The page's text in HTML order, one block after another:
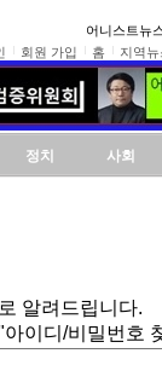
어니스트뉴
회원 가입 홈 지역뉴
정치 사회
알려드립니다.
이디/비밀번호